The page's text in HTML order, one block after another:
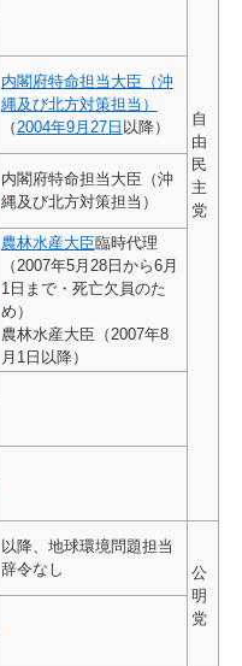
自
由
民
主
党
内閣府特命担当大臣（沖
縄及び北方対策担当）
（ 2004年9月27日 以降）
内閣府特命担当大臣（沖
縄及び北方対策担当）
農林水産大臣臨時代理
（2007年5月28日から6月
1日まで・死亡欠員のた
め）
農林水産大臣（2007年8
月1日以降）
以降、地球環境問題担当
辞令なし
公
明
党